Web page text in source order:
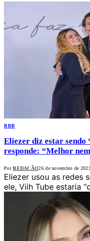
BBB
Eliezer diz estar
responde: “Melhor
Por REDAÇÃO26 de novembro de
Eliezer usou as redes
ele, Viih Tube estaria